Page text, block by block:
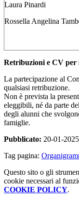
Laura Pinardi
Rossella Angelina
Retribuzioni e CV
La partecipazione al
qualsiasi retribuzione.
Non è prevista la
eleggibili, né da parte
degli alunni che
famiglie.
Pubblicato: 20-01-
Tag pagina:
Questo sito o gli
cookie necessari al
COOKIE POLICY.